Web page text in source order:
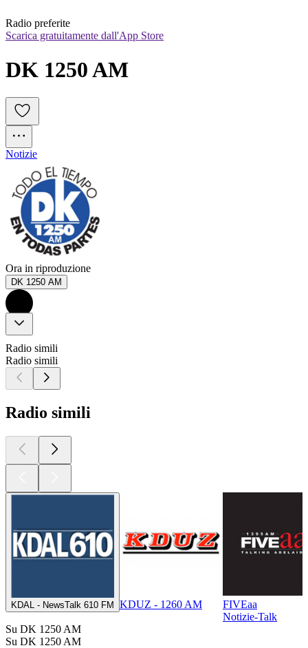
Radio preferite
Scarica gratuitamente dall'App Store
DK 1250 AM
Notizie
Ora in riproduzione
DK 1250 AM
Radio simili
Radio simili
Radio simili
KDAL - NewsTalk 610 FM KDUZ - 1260 AM
FIVEaa
Notizie-Talk
Su DK 1250 AM
Su DK 1250 AM